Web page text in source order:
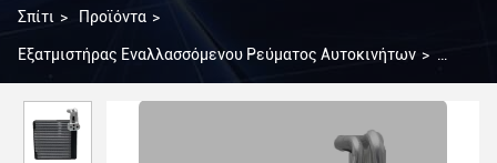
Σπίτι > Προϊόντα >
Εξατμιστήρας Εναλλασσόμενου Ρεύματος Αυτοκινήτων >
D50